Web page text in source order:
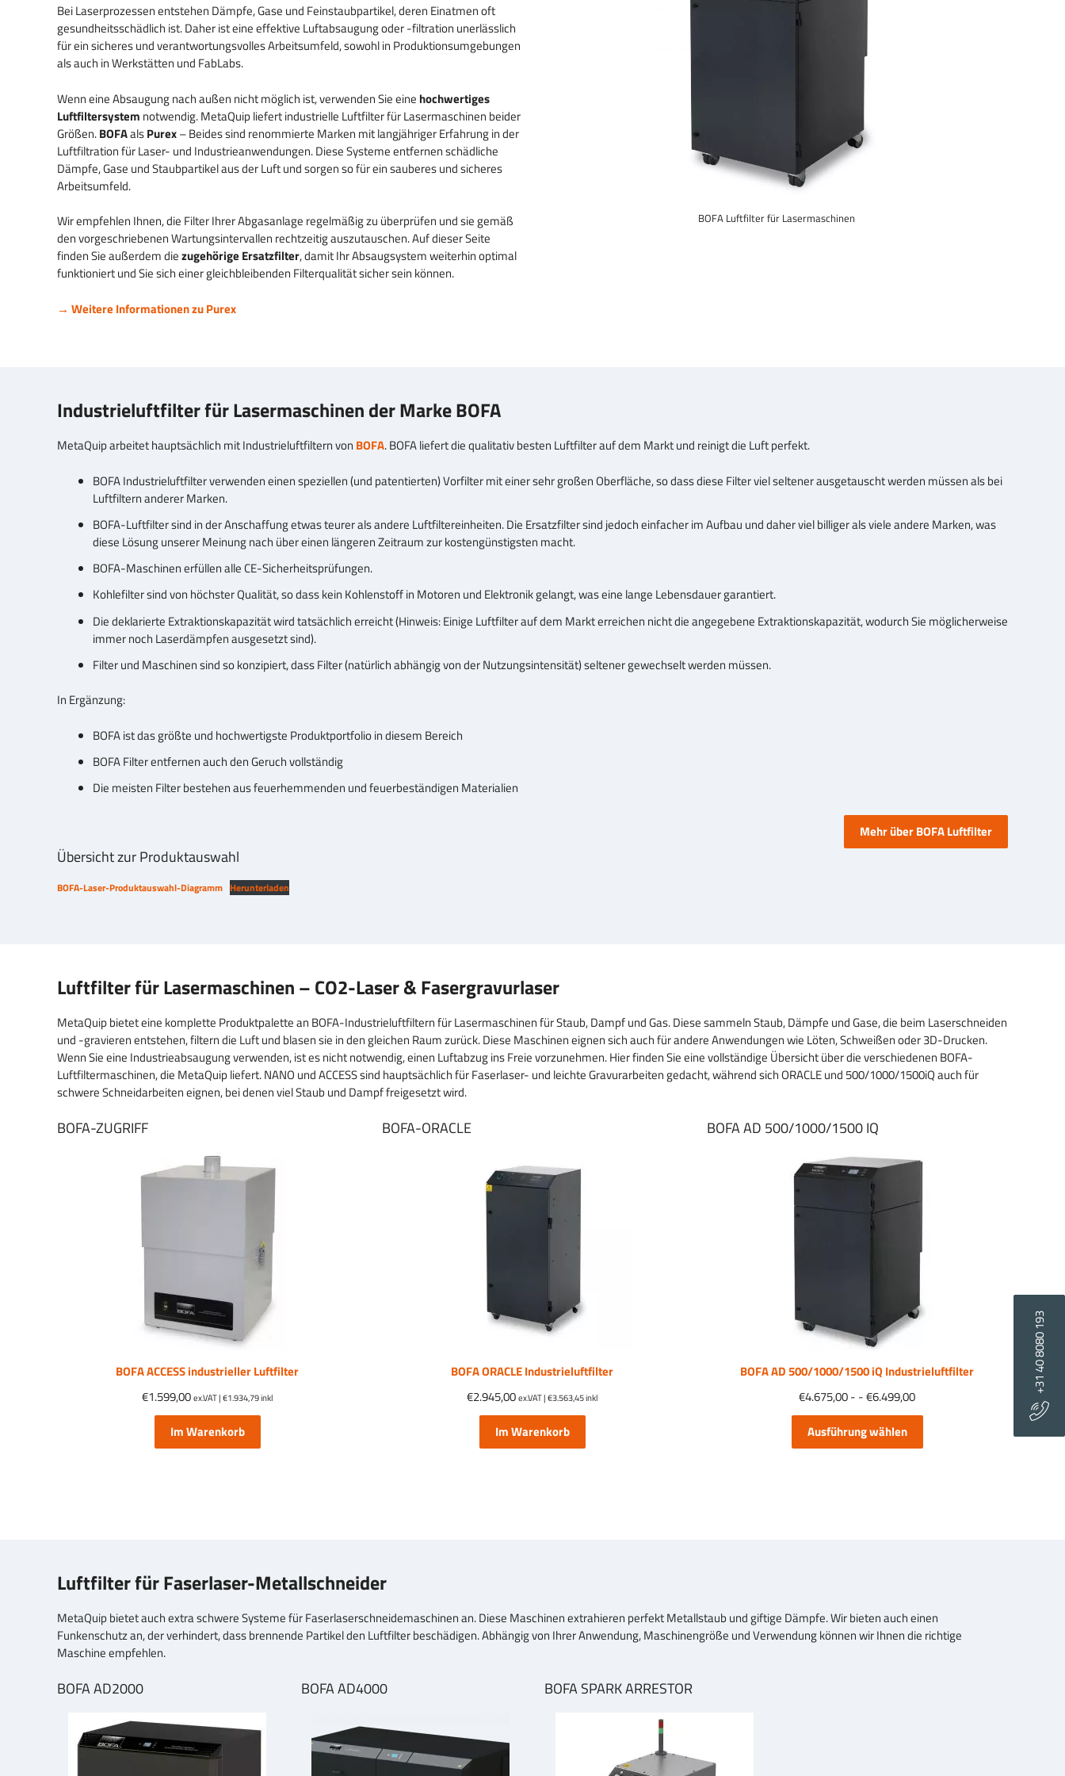
+31 40 8080 193
Pappe
Laserschneiden von Textilien und
Stoffen
Laserschneidfilter
Moosgummi Laserschneiden
Modellbau & Nachbildungen
Barcodes & Zahlen gravieren
Rückverfolgbarkeit von
Produkten
Lasersicherheitslasermaschinen
Bedeutung einer guten
Luftabsaugung
Bei Laserprozessen entstehen Dämpfe, Gase und Feinstaubpartikel, deren Einatmen oft
gesundheitsschädlich ist. Daher ist eine effektive Luftabsaugung oder -filtration unerlässlich
für ein sicheres und verantwortungsvolles Arbeitsumfeld, sowohl in Produktionsumgebungen
als auch in Werkstätten und FabLabs.
Wenn eine Absaugung nach außen nicht möglich ist, verwenden Sie eine hochwertiges
Luftfiltersystem notwendig. MetaQuip liefert industrielle Luftfilter für Lasermaschinen beider
Größen.BOFAalsPurex– Beides sind renommierte Marken mit langjähriger Erfahrung in der
Luftfiltration für Laser- und Industrieanwendungen. Diese Systeme entfernen schädliche
Dämpfe, Gase und Staubpartikel aus der Luft und sorgen so für ein sauberes und sicheres
Arbeitsumfeld.
Wir empfehlen Ihnen, die Filter Ihrer Abgasanlage regelmäßig zu überprüfen und sie gemäß
den vorgeschriebenen Wartungsintervallen rechtzeitig auszutauschen. Auf dieser Seite
finden Sie außerdem diezugehörige Ersatzfilter, damit Ihr Absaugsystem weiterhin optimal
funktioniert und Sie sich einer gleichbleibenden Filterqualität sicher sein können.
→ Weitere Informationen zu Purex
BOFA Luftfilter für Lasermaschinen
Industrieluftfilter für Lasermaschinen der Marke BOFA
MetaQuip arbeitet hauptsächlich mit Industrieluftfiltern von BOFA. BOFA liefert die qualitativ besten Luftfilter auf dem Markt und reinigt die Luft perfekt.
BOFA Industrieluftfilter verwenden einen speziellen (und patentierten) Vorfilter mit einer sehr großen Oberfläche, so dass diese Filter viel seltener ausgetauscht werden müssen als bei
Luftfiltern anderer Marken.
BOFA-Luftfilter sind in der Anschaffung etwas teurer als andere Luftfiltereinheiten. Die Ersatzfilter sind jedoch einfacher im Aufbau und daher viel billiger als viele andere Marken, was
diese Lösung unserer Meinung nach über einen längeren Zeitraum zur kostengünstigsten macht.
BOFA-Maschinen erfüllen alle CE-Sicherheitsprüfungen.
Kohlefilter sind von höchster Qualität, so dass kein Kohlenstoff in Motoren und Elektronik gelangt, was eine lange Lebensdauer garantiert.
Die deklarierte Extraktionskapazität wird tatsächlich erreicht (Hinweis: Einige Luftfilter auf dem Markt erreichen nicht die angegebene Extraktionskapazität, wodurch Sie möglicherweise
immer noch Laserdämpfen ausgesetzt sind).
Filter und Maschinen sind so konzipiert, dass Filter (natürlich abhängig von der Nutzungsintensität) seltener gewechselt werden müssen.
In Ergänzung:
BOFA ist das größte und hochwertigste Produktportfolio in diesem Bereich
BOFA Filter entfernen auch den Geruch vollständig
Die meisten Filter bestehen aus feuerhemmenden und feuerbeständigen Materialien
Mehr über BOFA Luftfilter
Übersicht zur Produktauswahl
BOFA-Laser-Produktauswahl-Diagramm Herunterladen
Luftfilter für Lasermaschinen – CO2-Laser & Fasergravurlaser
MetaQuip bietet eine komplette Produktpalette an BOFA-Industrieluftfiltern für Lasermaschinen für Staub, Dampf und Gas. Diese sammeln Staub, Dämpfe und Gase, die beim Laserschneiden
und -gravieren entstehen, filtern die Luft und blasen sie in den gleichen Raum zurück. Diese Maschinen eignen sich auch für andere Anwendungen wie Löten, Schweißen oder 3D-Drucken.
Wenn Sie eine Industrieabsaugung verwenden, ist es nicht notwendig, einen Luftabzug ins Freie vorzunehmen. Hier finden Sie eine vollständige Übersicht über die verschiedenen BOFA-
Luftfiltermaschinen, die MetaQuip liefert. NANO und ACCESS sind hauptsächlich für Faserlaser- und leichte Gravurarbeiten gedacht, während sich ORACLE und 500/1000/1500iQ auch für
schwere Schneidarbeiten eignen, bei denen viel Staub und Dampf freigesetzt wird.
BOFA-ZUGRIFF
BOFA ACCESS industrieller Luftfilter
€1.599,00ex.VAT |€1.934,79inkl
Im Warenkorb
BOFA-ORACLE
BOFA ORACLE Industrieluftfilter
€2.945,00ex.VAT |€3.563,45inkl
Im Warenkorb
BOFA AD 500/1000/1500 IQ
BOFA AD 500/1000/1500 iQ Industrieluftfilter
€4.675,00- -€6.499,00Preisspanne:
4.675,00
bis
Ausführung wählen
Luftfilter für Faserlaser-Metallschneider
MetaQuip bietet auch extra schwere Systeme für Faserlaserschneidemaschinen an. Diese Maschinen extrahieren perfekt Metallstaub und giftige Dämpfe. Wir bieten auch einen
Funkenschutz an, der verhindert, dass brennende Partikel den Luftfilter beschädigen. Abhängig von Ihrer Anwendung, Maschinengröße und Verwendung können wir Ihnen die richtige
Maschine empfehlen.
BOFA AD2000 BOFA AD4000 BOFA SPARK ARRESTOR